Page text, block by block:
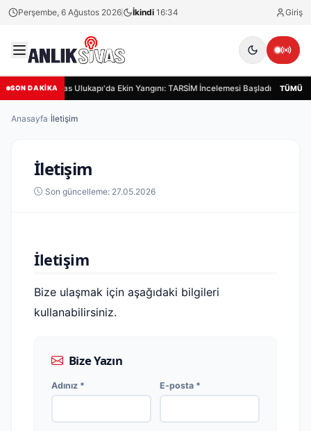
Perşembe, 6 Ağustos 2026 İkindi 16:34 Giriş
SON DAKİKASivas Ulukapı'da Ekin Yangını: TARSİM İncelemesi Başladı TÜMÜ
Anasayfa İletişim
İletişim
Son güncelleme: 27.05.2026
İletişim
Bize ulaşmak için aşağıdaki bilgileri
kullanabilirsiniz.
Bize Yazın
Adınız * E-posta *